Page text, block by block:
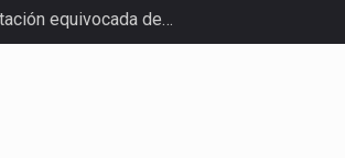
equivocada de…